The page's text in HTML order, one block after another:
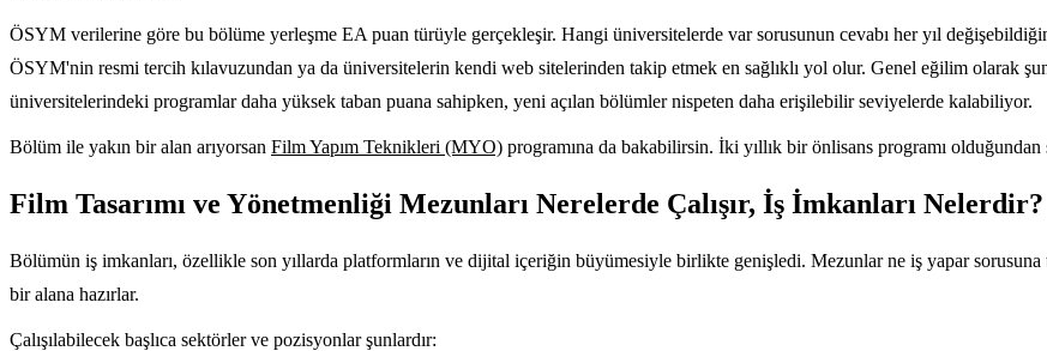
ÖSYM verilerine göre bu bölüme yerleşme EA puan türüyle gerçekleşir. Hangi üniversitelerde var sorusunun cevabı her yıl
ÖSYM'nin resmi tercih kılavuzundan ya da üniversitelerin kendi web sitelerinden takip etmek en sağlıklı yol olur. Genel eğilim olarak
üniversitelerindeki programlar daha yüksek taban puana sahipken, yeni açılan bölümler nispeten daha erişilebilir seviyelerde kalabiliyor.
Bölüm ile yakın bir alan arıyorsan Film Yapım Teknikleri (MYO) programına da bakabilirsin. İki yıllık bir önlisans programı
Film Tasarımı ve Yönetmenliği Mezunları Nerelerde Çalışır, İş İmkanları Nelerdir?
Bölümün iş imkanları, özellikle son yıllarda platformların ve dijital içeriğin büyümesiyle birlikte genişledi. Mezunlar ne iş yapar
bir alana hazırlar.
Çalışılabilecek başlıca sektörler ve pozisyonlar şunlardır: